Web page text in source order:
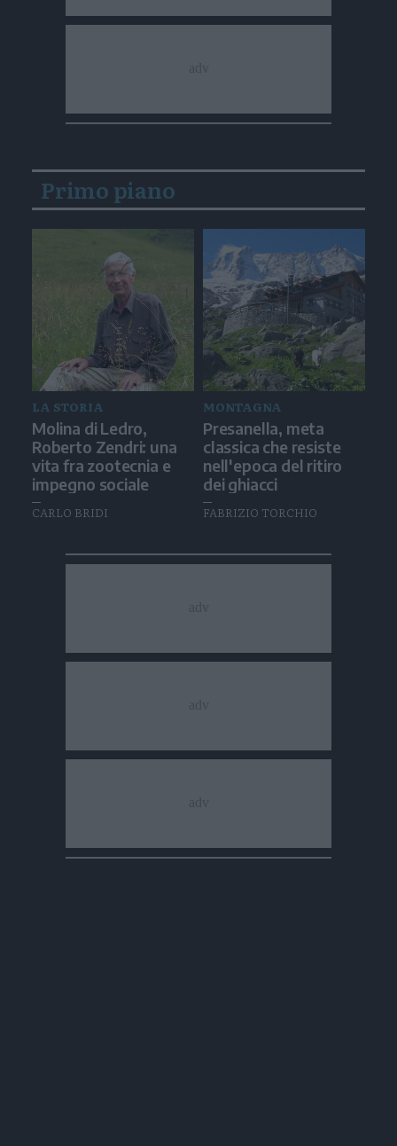
Primo piano
LA STORIA
Molina di Ledro,
Roberto Zendri: una
vita fra zootecnia e
impegno sociale
CARLO BRIDI
MONTAGNA
Presanella, meta
classica che resiste
nell'epoca del ritiro
dei ghiacci
FABRIZIO TORCHIO